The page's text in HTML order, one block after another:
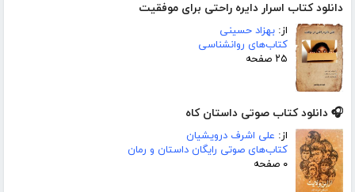
دانلود کتاب اسرار دایره راحتی برای موفقیت
از: بهزاد حسینی
کتاب‌های روانشناسی
۲۵ صفحه
🎧 دانلود کتاب صوتی داستان کاه
از: علی اشرف درویشیان
کتاب‌های صوتی رایگان داستان و رمان
۰ صفحه